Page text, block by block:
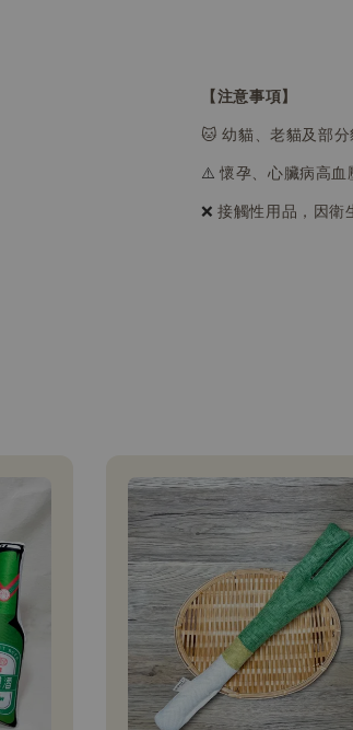
【注意事項】
🐱 幼貓、老貓及部
⚠️懷孕、心臟病高
❌接觸性用品，因衛